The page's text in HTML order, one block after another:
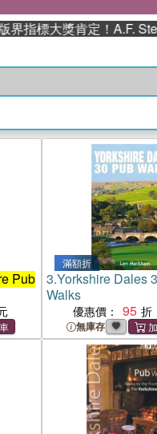
獎肯定！A.F. Steadman
Pub
滿額折
3.Yorkshire Dales
Walks
優惠價： 95
無庫存